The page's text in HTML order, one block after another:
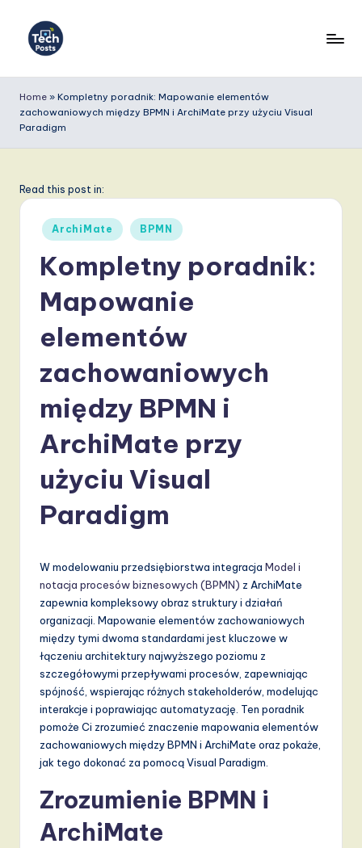
e
c
o
T
d
in
A
Home » Kompletny poradnik: Mapowanie elementów
zachowaniowych między BPMN i ArchiMate przy użyciu Visual
Paradigm
Read this post in:
Posted
in
ArchiMate BPMN
Kompletny poradnik:
Mapowanie
elementów
zachowaniowych
między BPMN i
ArchiMate przy
użyciu Visual
Paradigm
W modelowaniu przedsiębiorstwa integracja Model i
notacja procesów biznesowych (BPMN) z ArchiMate
zapewnia kompleksowy obraz struktury i działań
organizacji. Mapowanie elementów zachowaniowych
między tymi dwoma standardami jest kluczowe w
łączeniu architektury najwyższego poziomu z
szczegółowymi przepływami procesów, zapewniając
spójność, wspierając różnych stakeholderów, modelując
interakcje i poprawiając automatyzację. Ten poradnik
pomoże Ci zrozumieć znaczenie mapowania elementów
zachowaniowych między BPMN i ArchiMate oraz pokaże,
jak tego dokonać za pomocą Visual Paradigm.
Zrozumienie BPMN i
ArchiMate